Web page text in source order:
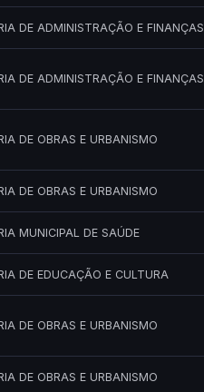
DE ADMINISTRAÇÃO E FINANÇAS
DE ADMINISTRAÇÃO E FINANÇAS
DE OBRAS E URBANISMO
DE OBRAS E URBANISMO
MUNICIPAL DE SAÚDE
DE EDUCAÇÃO E CULTURA
DE OBRAS E URBANISMO
DE OBRAS E URBANISMO